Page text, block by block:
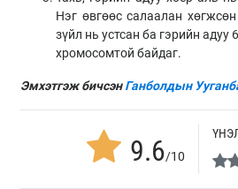
Нэг өвгөөс салаалан
зүйл нь устсан ба гэрийн
хромосомтой байдаг.
Эмхэтгэж бичсэнГанболдын
9.6/10